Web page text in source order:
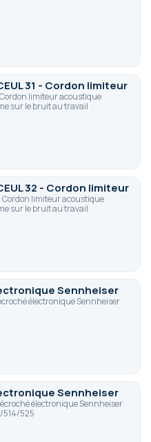
31 - Cordon limiteur
Cordon limiteur acoustique
sur le bruit au travail
32 - Cordon limiteur
Cordon limiteur acoustique
sur le bruit au travail
Sennheiser
électronique Sennheiser
Sennheiser
électronique Sennheiser
514/525